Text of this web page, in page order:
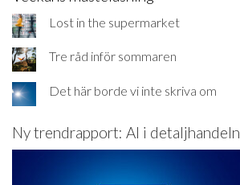
Lost in the supermarket
Tre råd inför sommaren
Det här borde vi inte skriva om
Ny trendrapport: AI i detaljhandeln